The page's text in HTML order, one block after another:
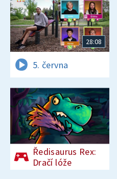
28:08
5. června
Ředisaurus Rex:
Dračí lóže